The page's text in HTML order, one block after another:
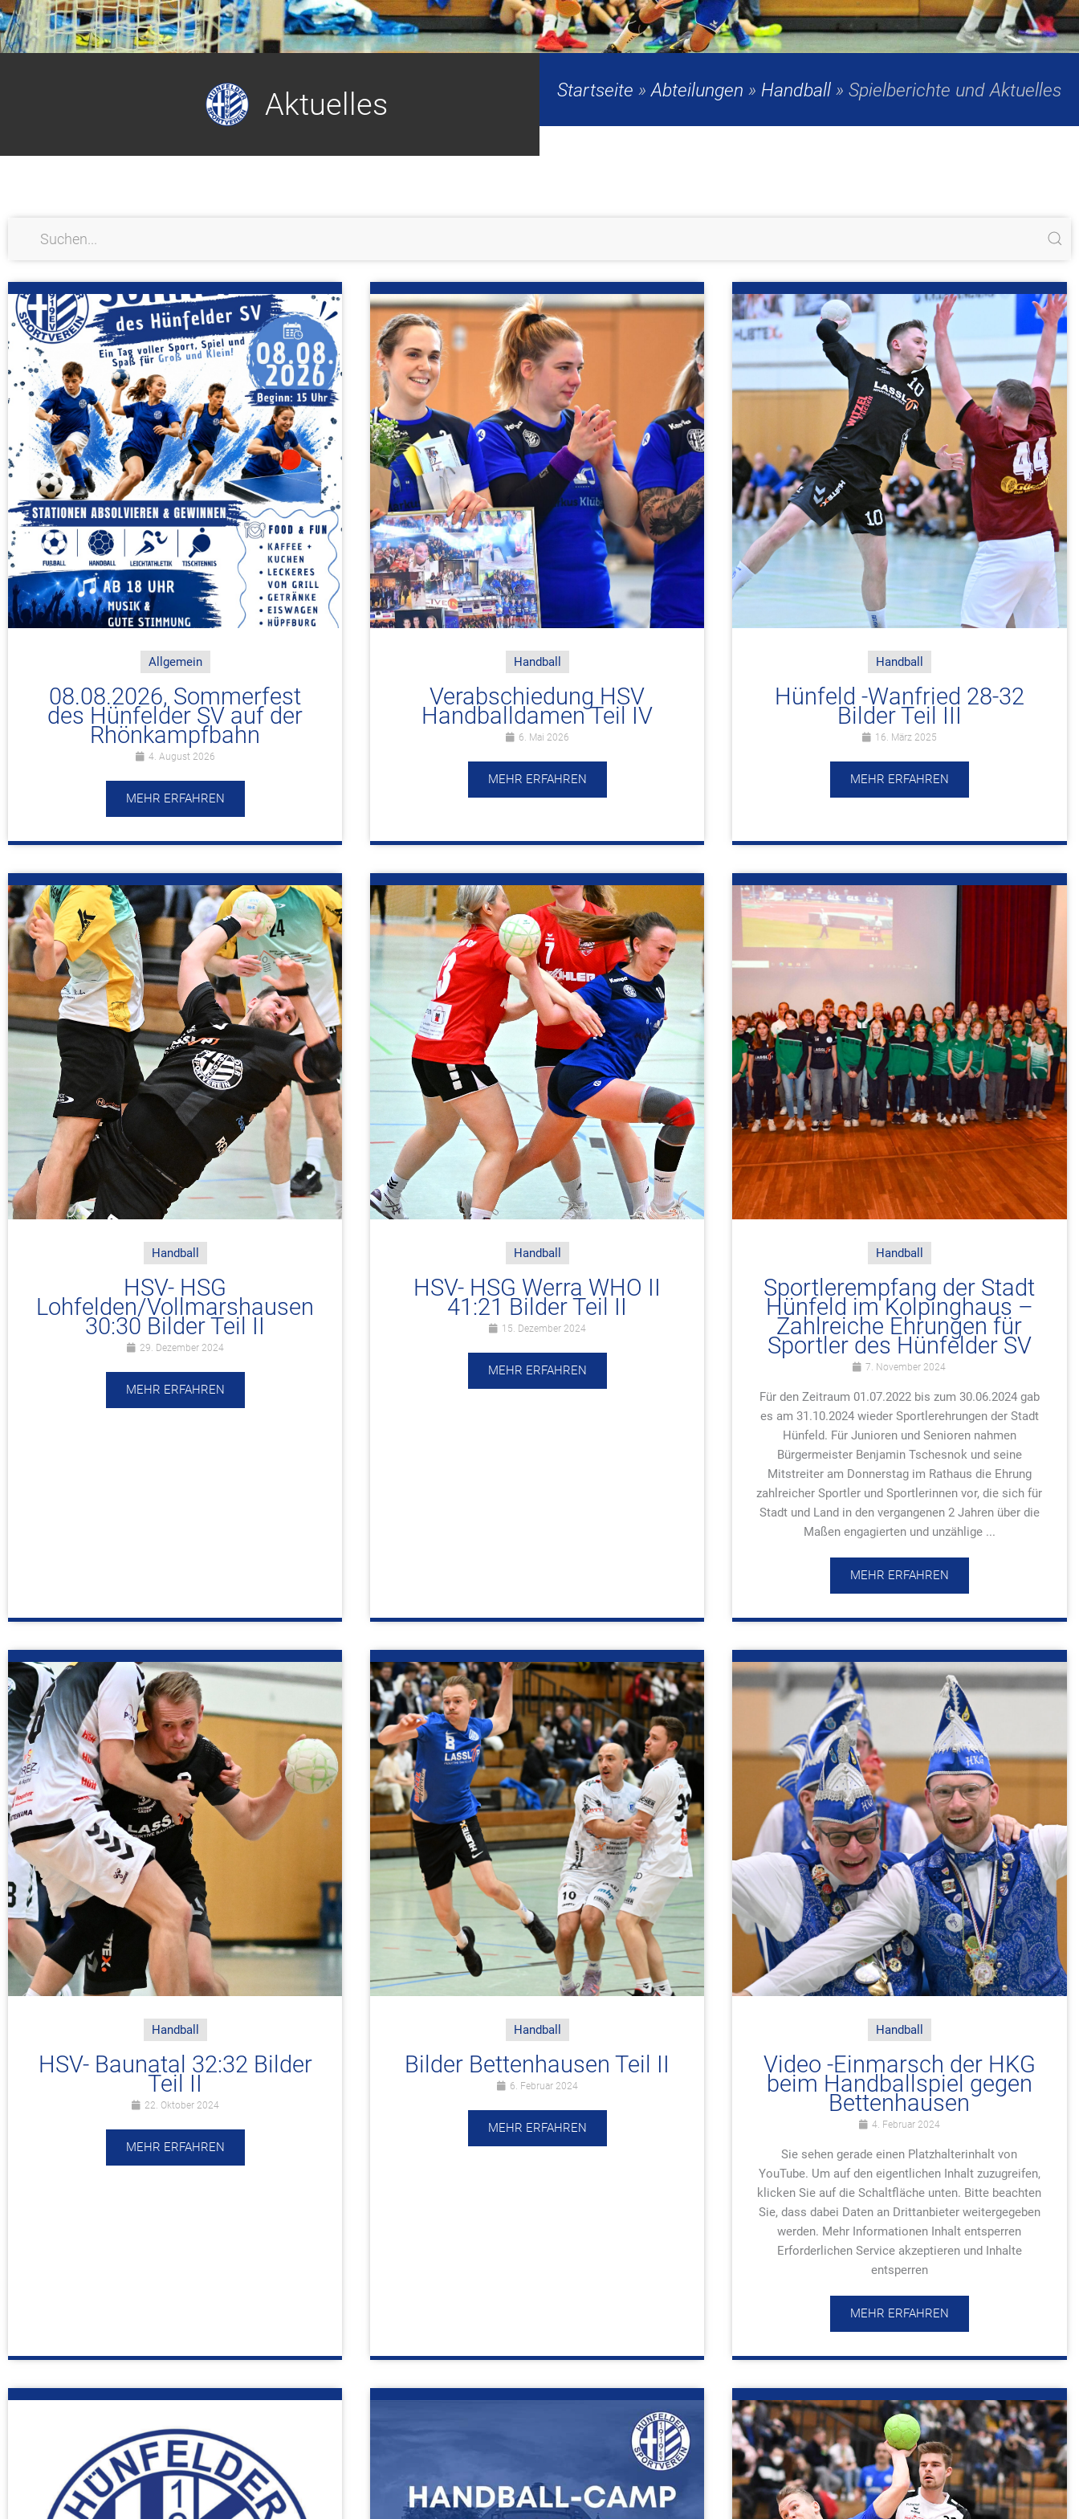
Aktuelles Startseite »Abteilungen » Handball » Spielberichte und Aktuelles
Allgemein
08.08.2026, Sommerfest
des Hünfelder SV auf der
Rhönkampfbahn
4. August 2026
MEHR ERFAHREN
Handball
Verabschiedung HSV
Handballdamen Teil IV
6. Mai 2026
MEHR ERFAHREN
Handball
Hünfeld -Wanfried 28-32
Bilder Teil III
16. März 2025
MEHR ERFAHREN
Handball
HSV- HSG
Lohfelden/Vollmarshausen
30:30 Bilder Teil II
29. Dezember 2024
MEHR ERFAHREN
Handball
HSV- HSG Werra WHO II
41:21 Bilder Teil II
15. Dezember 2024
MEHR ERFAHREN
Handball
Sportlerempfang der Stadt
Hünfeld im Kolpinghaus –
Zahlreiche Ehrungen für
Sportler des Hünfelder SV
7. November 2024
Für den Zeitraum 01.07.2022 bis zum 30.06.2024 gab
es am 31.10.2024 wieder Sportlerehrungen der Stadt
Hünfeld. Für Junioren und Senioren nahmen
Bürgermeister Benjamin Tschesnok und seine
Mitstreiter am Donnerstag im Rathaus die Ehrung
zahlreicher Sportler und Sportlerinnen vor, die sich für
Stadt und Land in den vergangenen 2 Jahren über die
Maßen engagierten und unzählige ...
MEHR ERFAHREN
Handball
HSV- Baunatal 32:32 Bilder
Teil II
22. Oktober 2024
MEHR ERFAHREN
Handball
Bilder Bettenhausen Teil II
6. Februar 2024
MEHR ERFAHREN
Handball
Video -Einmarsch der HKG
beim Handballspiel gegen
Bettenhausen
4. Februar 2024
Sie sehen gerade einen Platzhalterinhalt von
YouTube. Um auf den eigentlichen Inhalt zuzugreifen,
klicken Sie auf die Schaltfläche unten. Bitte beachten
Sie, dass dabei Daten an Drittanbieter weitergegeben
werden. Mehr Informationen Inhalt entsperren
Erforderlichen Service akzeptieren und Inhalte
entsperren
MEHR ERFAHREN